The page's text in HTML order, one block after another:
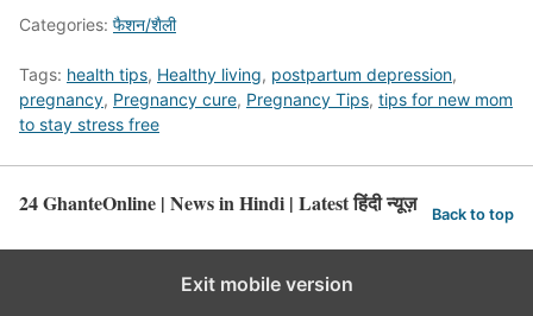
Categories: फैशन/शैली
Tags: health tips, Healthy living, postpartum depression,
pregnancy, Pregnancy cure, Pregnancy Tips, tips for new mom
to stay stress free
24 GhanteOnline | News in Hindi | Latest हिंदी न्यूज़ Back to top
Exit mobile version